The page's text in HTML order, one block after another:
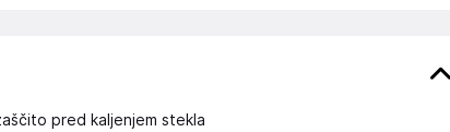
pred kaljenjem stekla